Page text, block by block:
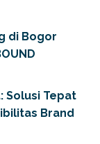
di Bogor
Solusi Tepat
Brand